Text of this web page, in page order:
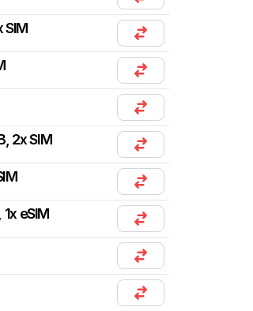
SIM
2x SIM
eSIM